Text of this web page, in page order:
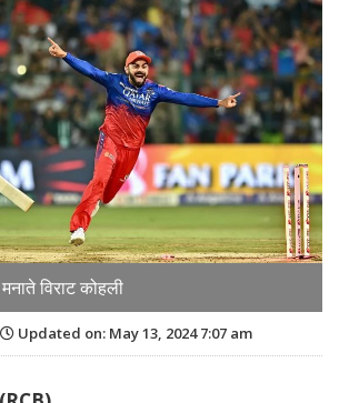
विराट कोहली
Updated on: May 13, 2024 7:07 am